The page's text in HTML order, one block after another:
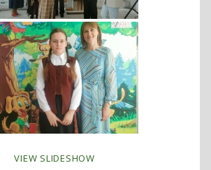
VIEW SLIDESHOW